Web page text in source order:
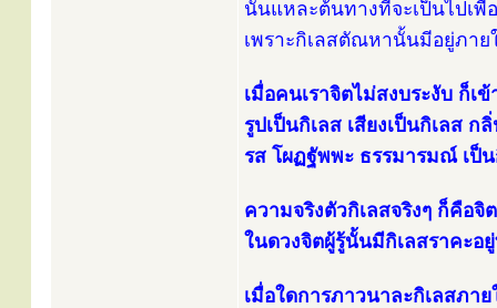
นั่นแหละต้นทางที่จะเป็นไปเพื่
เพราะกิเลสตัณหานั้นมีอยู่ภา
เมื่อคนเราจิตไม่สงบระงับ ก็เ
รูปเป็นกิเลส เสียงเป็นกิเลส ก
รส โผฏฐัพพะ ธรรมารมณ์ เป็น
ความจริงตัวกิเลสจริงๆ ก็คือ
ในดวงจิตผู้รู้นั้นมีกิเลสราคะ
เมื่อใดการภาวนาละกิเลสภา